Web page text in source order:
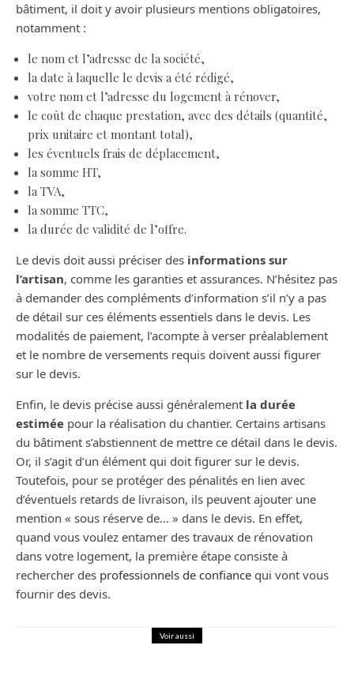
bâtiment, il doit y avoir plusieurs mentions obligatoires,
notamment :
le nom et l’adresse de la société,
la date à laquelle le devis a été rédigé,
votre nom et l’adresse du logement à rénover,
le coût de chaque prestation, avec des détails (quantité,
prix unitaire et montant total),
les éventuels frais de déplacement,
la somme HT,
la TVA,
la somme TTC,
la durée de validité de l’offre.
Le devis doit aussi préciser des informations sur
l’artisan, comme les garanties et assurances. N’hésitez pas
à demander des compléments d’information s’il n’y a pas
de détail sur ces éléments essentiels dans le devis. Les
modalités de paiement, l’acompte à verser préalablement
et le nombre de versements requis doivent aussi figurer
sur le devis.
Enfin, le devis précise aussi généralement la durée
estimée pour la réalisation du chantier. Certains artisans
du bâtiment s’abstiennent de mettre ce détail dans le devis.
Or, il s’agit d’un élément qui doit figurer sur le devis.
Toutefois, pour se protéger des pénalités en lien avec
d’éventuels retards de livraison, ils peuvent ajouter une
mention « sous réserve de… » dans le devis. En effet,
quand vous voulez entamer des travaux de rénovation
dans votre logement, la première étape consiste à
rechercher des professionnels de confiance qui vont vous
fournir des devis.
Voir aussi